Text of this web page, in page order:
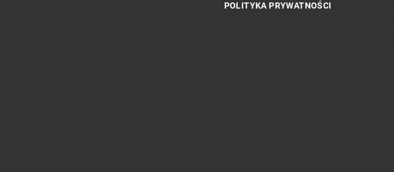
POLITYKA PRYWATNOŚCI